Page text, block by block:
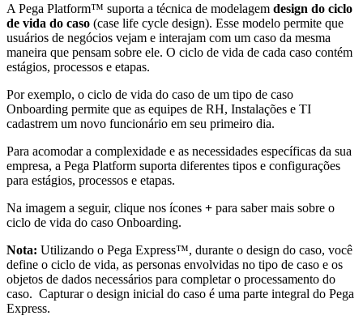
A Pega Platform™ suporta a técnica de modelagem design do ciclo
de vida do caso (case life cycle design). Esse modelo permite que
usuários de negócios vejam e interajam com um caso da mesma
maneira que pensam sobre ele. O ciclo de vida de cada caso contém
estágios, processos e etapas.
Por exemplo, o ciclo de vida do caso de um tipo de caso
Onboarding permite que as equipes de RH, Instalações e TI
cadastrem um novo funcionário em seu primeiro dia.
Para acomodar a complexidade e as necessidades específicas da sua
empresa, a Pega Platform suporta diferentes tipos e configurações
para estágios, processos e etapas.
Na imagem a seguir, clique nos ícones + para saber mais sobre o
ciclo de vida do caso Onboarding.
Nota: Utilizando o Pega Express™, durante o design do caso, você
define o ciclo de vida, as personas envolvidas no tipo de caso e os
objetos de dados necessários para completar o processamento do
caso. Capturar o design inicial do caso é uma parte integral do Pega
Express.